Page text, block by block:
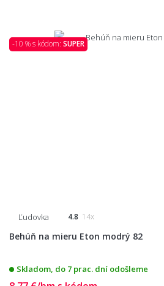
-10 % s kódom: SUPER
Ľudovka 4.8 14x
Behúň na mieru Eton modrý 82
Skladom, do 7 prac. dní odošleme